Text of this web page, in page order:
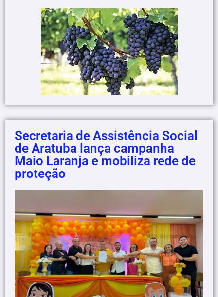
Secretaria de Assistência Social
de Aratuba lança campanha
Maio Laranja e mobiliza rede de
proteção